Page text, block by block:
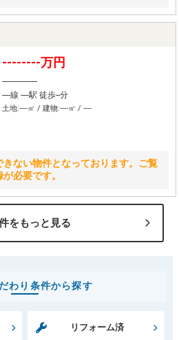
--------万円
-----------------
----線 ----駅 徒歩--分
土地:----㎡ / 建物:----㎡ / ----
ない物件となっております。ご覧
必要です。
をもっと見る
わり条件から探す
リフォーム済